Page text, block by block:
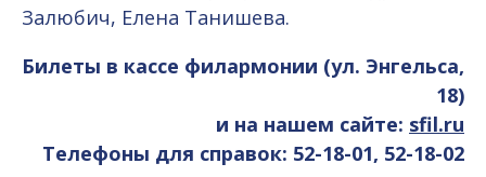
Залюбич, Елена Танишева.
Билеты в кассе филармонии (ул. Энгельса,
18)
и на нашем сайте: sfil.ru
Телефоны для справок: 52-18-01, 52-18-02